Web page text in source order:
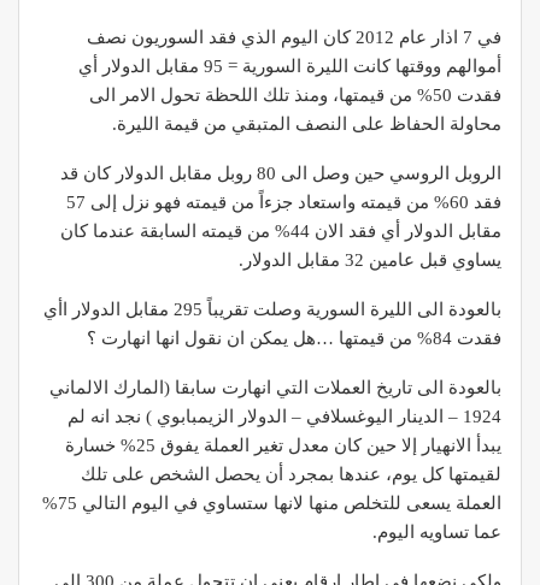
في 7 اذار عام 2012 كان اليوم الذي فقد السوريون نصف
أموالهم ووقتها كانت الليرة السورية = 95 مقابل الدولار أي
فقدت 50% من قيمتها، ومنذ تلك اللحظة تحول الامر الى
محاولة الحفاظ على النصف المتبقي من قيمة الليرة.
الروبل الروسي حين وصل الى 80 روبل مقابل الدولار كان قد
فقد 60% من قيمته واستعاد جزءاً من قيمته فهو نزل إلى 57
مقابل الدولار أي فقد الان 44% من قيمته السابقة عندما كان
يساوي قبل عامين 32 مقابل الدولار.
بالعودة الى الليرة السورية وصلت تقريباً 295 مقابل الدولار اأي
فقدت 84% من قيمتها …هل يمكن ان نقول انها انهارت ؟
بالعودة الى تاريخ العملات التي انهارت سابقا (المارك الالماني
1924 – الدينار اليوغسلافي – الدولار الزيمبابوي ) نجد انه لم
يبدأ الانهيار إلا حين كان معدل تغير العملة يفوق 25% خسارة
لقيمتها كل يوم، عندها بمجرد أن يحصل الشخص على تلك
العملة يسعى للتخلص منها لانها ستساوي في اليوم التالي 75%
عما تساويه اليوم.
ولكي نضعها في اطار ارقام يعني ان تتحول عملة من 300 الى